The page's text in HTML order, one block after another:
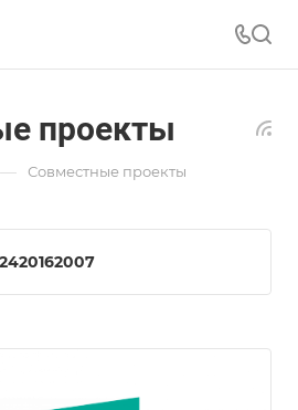
проекты
— Совместные проекты
20162007